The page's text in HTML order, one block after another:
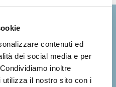
contenuti ed
dei social media e per
inoltre
utilizza il nostro sito con i